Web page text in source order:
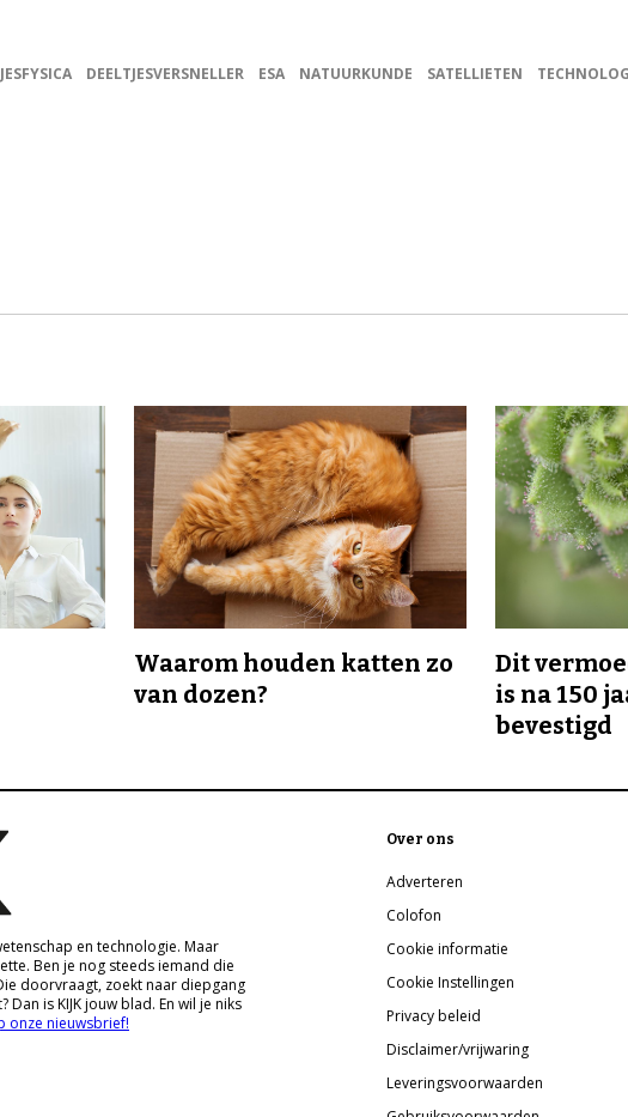
DEELTJESVERSNELLER ESA NATUURKUNDE SATELLIETEN
Waarom houden katten zo
van dozen?
Dit
is na 150
bevestigd
en technologie. Maar
Ben je nog steeds iemand die
doorvraagt, zoekt naar diepgang
is KIJK jouw blad. En wil je niks
onze nieuwsbrief!
Over ons
Adverteren
Colofon
Cookie informatie
Cookie Instellingen
Privacy beleid
Disclaimer/vrijwaring
Leveringsvoorwaarden